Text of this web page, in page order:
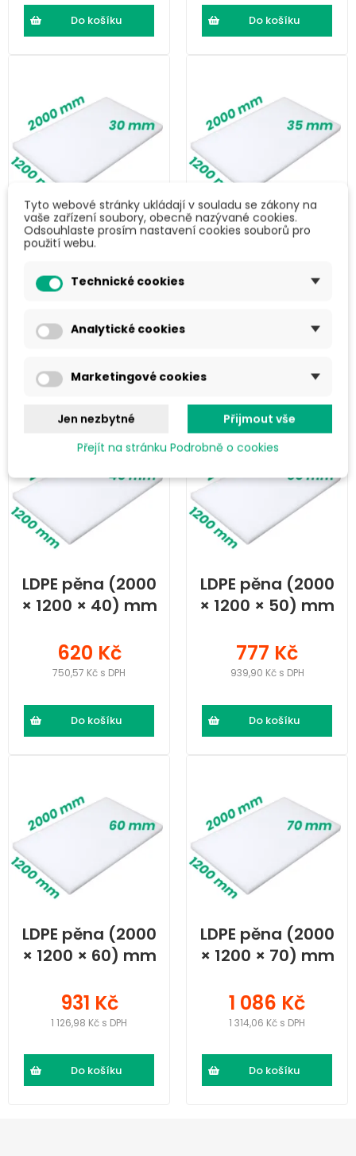
Do košíku Do košíku
LDPE pěna (2000
× 1200 × 30) mm
563,49 Kč s DPH
Do košíku
LDPE pěna (2000
LDPE pěna (2000
× 1200 × 40) mm
620 Kč
750,57 Kč s DPH
Do košíku
LDPE pěna (2000
× 1200 × 50) mm
777 Kč
939,90 Kč s DPH
Do košíku
LDPE pěna (2000
× 1200 × 60) mm
931 Kč
1 126,98 Kč s DPH
Do košíku
LDPE pěna (2000
× 1200 × 70) mm
1 086 Kč
1 314,06 Kč s DPH
Do košíku
Tyto webové stránky ukládají v souladu se zákony na
vaše zařízení soubory, obecně nazývané cookies.
Odsouhlaste prosím nastavení cookies souborů pro
použití webu.
Technické cookies
Analytické cookies
Marketingové cookies
Jen nezbytné
Přijmout vše
Přejít na stránku Podrobně o cookies